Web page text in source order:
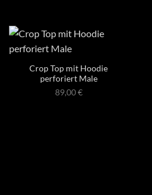
Crop Top mit Hoodie
perforiert Male
89,00€